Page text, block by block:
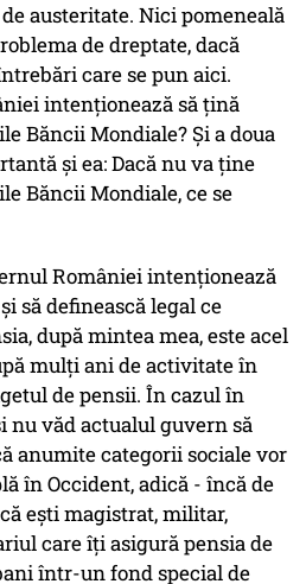
austeritate. Nici pomeneală
de dreptate, dacă
care se pun aici.
intenţionează să ţină
Băncii Mondiale? Şi a doua
şi ea: Dacă nu va ţine
Băncii Mondiale, ce se
României intenţionează
să definească legal ce
după mintea mea, este acel
mulți ani de activitate în
de pensii. În cazul în
nu văd actualul guvern să
anumite categorii sociale vor
în Occident, adică - încă de
eşti magistrat, militar,
care îţi asigură pensia de
într-un fond special de